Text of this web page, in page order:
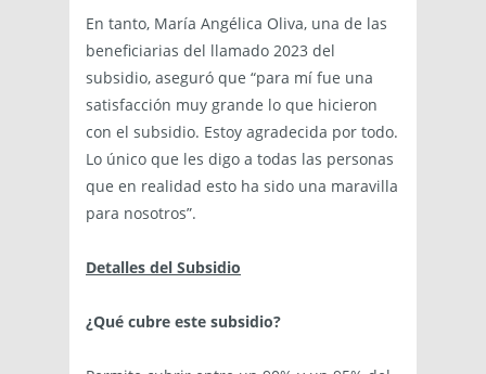
En tanto, María Angélica Oliva, una de las
beneficiarias del llamado 2023 del
subsidio, aseguró que “para mí fue una
satisfacción muy grande lo que hicieron
con el subsidio. Estoy agradecida por todo.
Lo único que les digo a todas las personas
que en realidad esto ha sido una maravilla
para nosotros”.
Detalles del Subsidio
¿Qué cubre este subsidio?